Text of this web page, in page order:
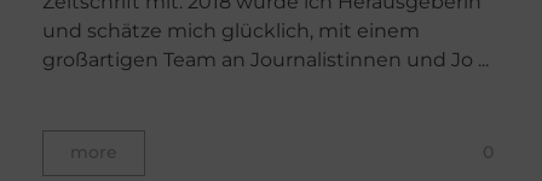
und schätze mich glücklich, mit einem
großartigen Team an Journalistinnen und Jo ...
more 0